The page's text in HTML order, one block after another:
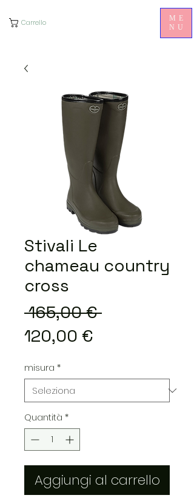
Carrello
ME
NU
Stivali Le
chameau country
cross
165,00 € Prezzo
120,00 €
misura *
Quantità *
Aggiungi al carrello